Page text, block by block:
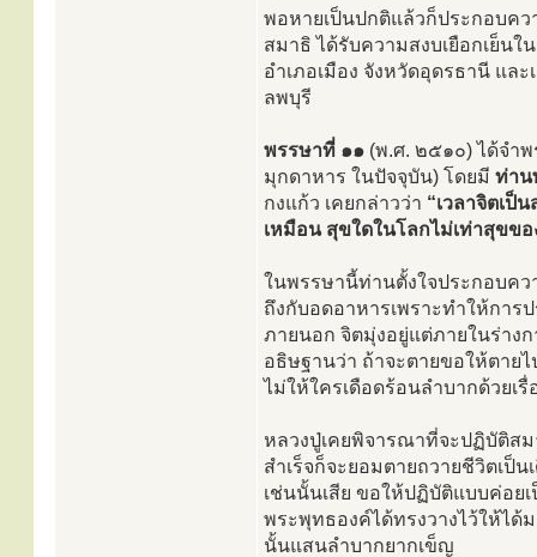
พอหายเป็นปกติแล้วก็ประกอบคว
สมาธิ ได้รับความสงบเยือกเย็น
อำเภอเมือง จังหวัดอุดรธานี แล
ลพบุรี
พรรษาที่ ๑๑ (พ.ศ. ๒๕๑๐) ได้จำ
มุกดาหาร ในปัจจุบัน) โดยมี ท่าน
กงแก้ว เคยกล่าวว่า “เวลาจิตเป็
เหมือน สุขใดในโลกไม่เท่าสุขขอ
ในพรรษานี้ท่านตั้งใจประกอบคว
ถึงกับอดอาหารเพราะทำให้การ
ภายนอก จิตมุ่งอยู่แต่ภายในร่าง
อธิษฐานว่า ถ้าจะตายขอให้ตาย
ไม่ให้ใครเดือดร้อนลำบากด้วยเ
หลวงปู่เคยพิจารณาที่จะปฏิบัติส
สำเร็จก็จะยอมตายถวายชีวิตเป็
เช่นนั้นเสีย ขอให้ปฏิบัติแบบค่อย
พระพุทธองค์ได้ทรงวางไว้ให้ได้
นั้นแสนลำบากยากเข็ญ